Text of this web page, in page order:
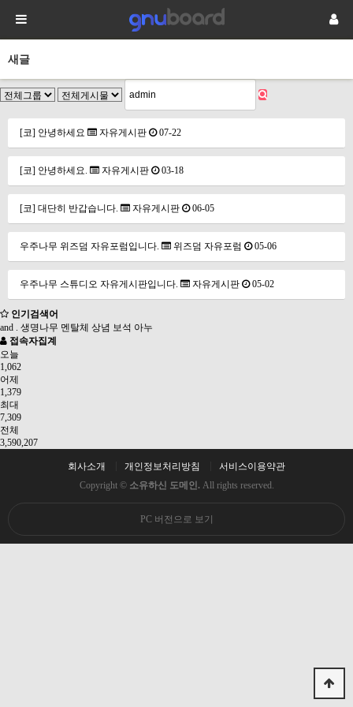
새글
[코] 안녕하세요 자유게시판 07-22
[코] 안녕하세요. 자유게시판 03-18
[코] 대단히 반갑습니다. 자유게시판 06-05
우주나무 위즈덤 자유포럼입니다. 위즈덤 자유포럼 05-06
우주나무 스튜디오 자유게시판입니다. 자유게시판 05-02
인기검색어
and . 생명나무 멘탈체 상념 보석 아누
접속자집계
오늘
1,062
어제
1,379
최대
7,309
전체
3,590,207
회사소개 개인정보처리방침
서비스이용약관
Copyright © 소유하신 도메인. All rights reserved.
PC 버전으로 보기